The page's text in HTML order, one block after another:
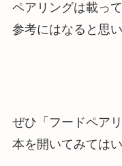
ペアリングは載っ
参考にはなると思い
ぜひ「フードペア
本を開いてみては